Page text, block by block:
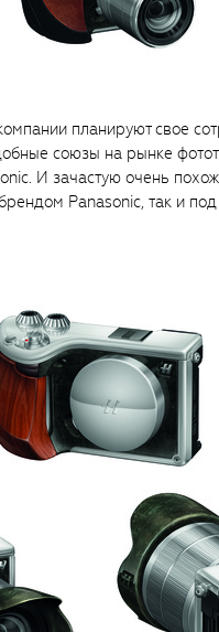
планируют свое
союзы на рынке
И зачастую очень
Panasonic, так и